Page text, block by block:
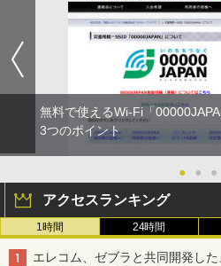
無料で使えるWi-Fi「
3つのポイント
● ● ●
アクセスランキング
1時間 24時間
エレコム、ゼブラと共同開発し